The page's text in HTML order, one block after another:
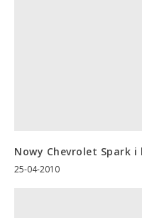
Nowy Chevrolet Spark
25-04-2010